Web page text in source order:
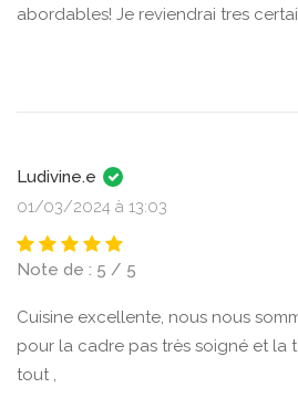
abordables! Je reviendrai tres
Ludivine.e
01/03/2024 à 13:03
Note de : 5 / 5
Cuisine excellente, nous nous
pour la cadre pas très soigné et la
tout ,